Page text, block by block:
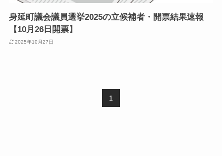
身延町議会議員選挙2025の立候補者・開票結果速報
【10月26日開票】
2025年10月27日
1